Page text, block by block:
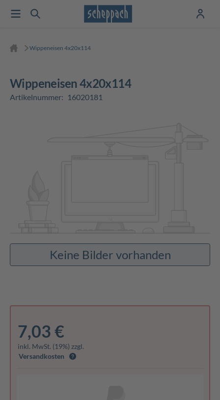
Wippeneisen 4x20x114
Wippeneisen 4x20x114
Artikelnummer: 16020181
Keine Bilder vorhanden
7,03 €
inkl. MwSt. (19%) zzgl.
Versandkosten